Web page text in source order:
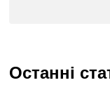
Останні